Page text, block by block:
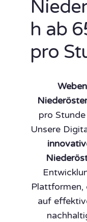
h ab
pro
pro
Unsere
Plattformen,
auf